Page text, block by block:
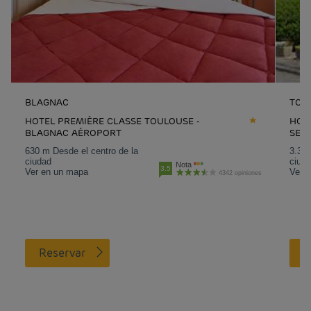
BLAGNAC
HOTEL PREMIÈRE CLASSE TOULOUSE -
BLAGNAC AÉROPORT
630 m Desde el centro de la
ciudad
Ver en un mapa
3.5 Nota
4342 opiniones
Reservar
3.3
Ver